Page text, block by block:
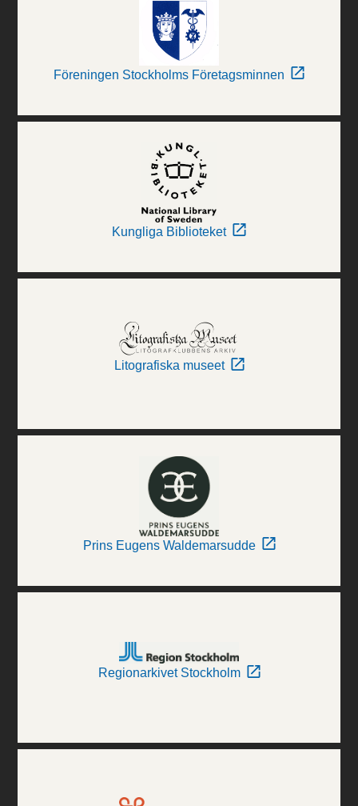
Föreningen Stockholms Företagsminnen
Kungliga Biblioteket
Litografiska museet
Prins Eugens Waldemarsudde
Regionarkivet Stockholm